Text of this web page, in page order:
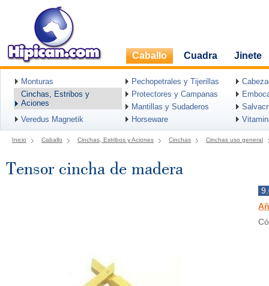
Caballo Cuadra Jinete
Monturas Pechopetrales y Tijerillas
Cinchas, Estribos y
Aciones
Protectores y Campanas
Mantillas y Sudaderos
Veredus Magnetik
Horseware
Inicio Caballo Cinchas, Estribos y Aciones Cinchas Cinchas uso general
Tensor cincha de madera